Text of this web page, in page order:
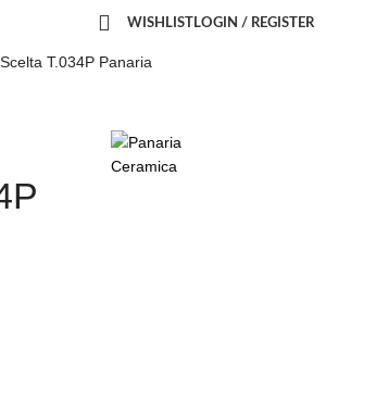
WISHLISTLOGIN / REGISTER
T.034P Panaria